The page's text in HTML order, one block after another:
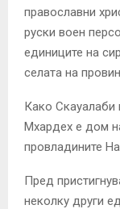
православни
руски воен
единиците на
селата на
Како Скауалаби
Мхардех е дом
провладините
Пред
неколку други